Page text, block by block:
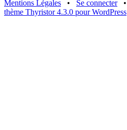
Mentions Légales
• Se connecter •
thème Thyristor 4.3.0 pour WordPress